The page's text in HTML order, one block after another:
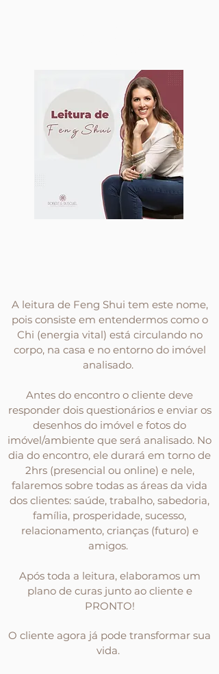
A leitura de Feng Shui tem este nome,
pois consiste em entendermos como o
Chi (energia vital) está circulando no
corpo, na casa e no entorno do imóvel
analisado.
Antes do encontro o cliente deve
responder dois questionários e enviar os
desenhos do imóvel e fotos do
imóvel/ambiente que será analisado. No
dia do encontro, ele durará em torno de
2hrs (presencial ou online) e nele,
falaremos sobre todas as áreas da vida
dos clientes: saúde, trabalho, sabedoria,
família, prosperidade, sucesso,
relacionamento, crianças (futuro) e
amigos.
Após toda a leitura, elaboramos um
plano de curas junto ao cliente e
PRONTO!
O cliente agora já pode transformar sua
vida.